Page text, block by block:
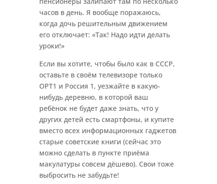
часов в день. Я вообще поражаюсь,
когда дочь решительным движением
его отключает: «Так! Надо идти делать
уроки!»
Если вы хотите, чтобы было как в СССР,
оставьте в своём телевизоре только
ОРТ1 и Россия 1, уезжайте в какую-
нибудь деревню, в которой ваш
ребёнок не будет даже знать, что у
других детей есть смартфоны, и купите
вместо всех информационных гаджетов
старые советские книги (сейчас это
можно сделать в пункте приёма
макулатуры совсем дёшево). Свои тоже
выбросить не забудьте!